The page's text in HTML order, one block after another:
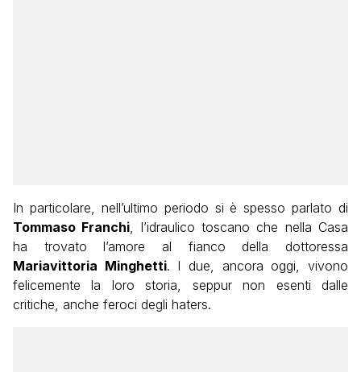
In particolare, nell’ultimo periodo si è spesso parlato di
Tommaso Franchi, l’idraulico toscano che nella Casa
ha trovato l’amore al fianco della dottoressa
Mariavittoria Minghetti. I due, ancora oggi, vivono
felicemente la loro storia, seppur non esenti dalle
critiche, anche feroci degli haters.